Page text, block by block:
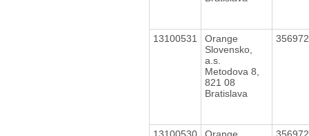
13100531
Orange
Slovensko,
a.s.
Metodova 8,
821 08
Bratislava